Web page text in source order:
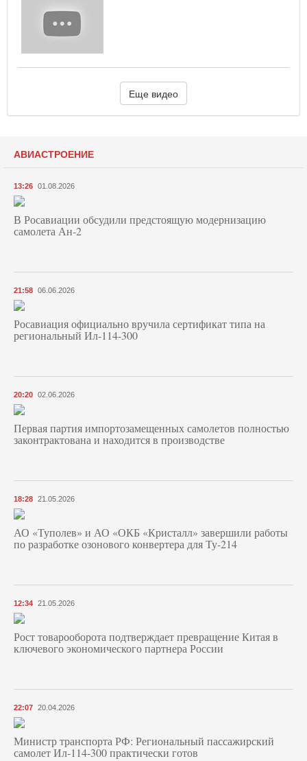
Еще видео
АВИАСТРОЕНИЕ
13:26 01.08.2026
В Росавиации обсудили предстоящую модернизацию
самолета Ан-2
21:58 06.06.2026
Росавиация официально вручила сертификат типа на
региональный Ил-114-300
20:20 02.06.2026
Первая партия импортозамещенных самолетов полностью
законтрактована и находится в производстве
18:28 21.05.2026
АО «Туполев» и АО «ОКБ «Кристалл» завершили работы
по разработке озонового конвертера для Ту-214
12:34 21.05.2026
Рост товарооборота подтверждает превращение Китая в
ключевого экономического партнера России
22:07 20.04.2026
Министр транспорта РФ: Региональный пассажирский
самолет Ил-114-300 практически готов